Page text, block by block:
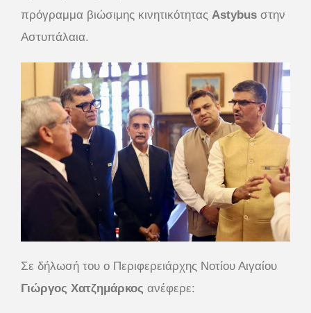
πρόγραμμα βιώσιμης κινητικότητας Astybus στην
Αστυπάλαια.
Σε δήλωσή του ο Περιφερειάρχης Νοτίου Αιγαίου
Γιώργος Χατζημάρκος ανέφερε: